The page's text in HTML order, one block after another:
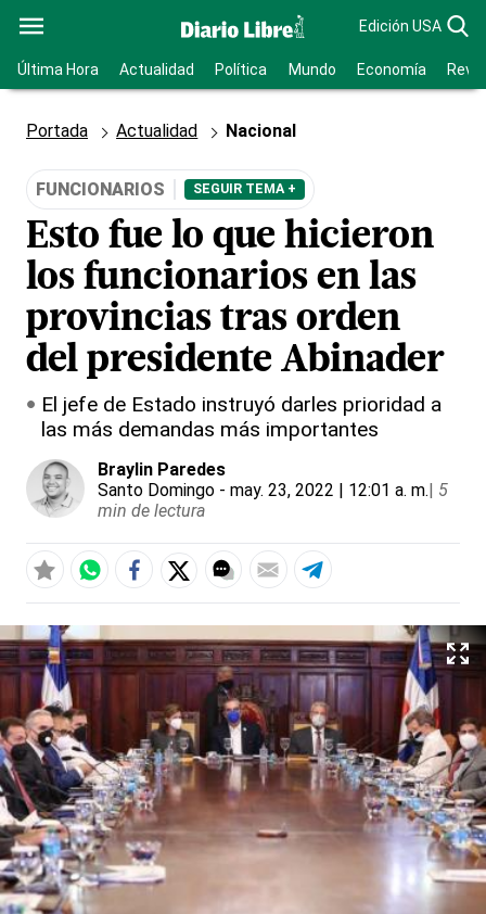
Edición USA
Última Hora Actualidad Política Mundo Economía
Portada Actualidad Nacional
FUNCIONARIOS SEGUIR TEMA +
Esto fue lo que hicieron
los funcionarios en las
provincias tras orden
del presidente Abinader
El jefe de Estado instruyó darles prioridad a
las más demandas más importantes
Braylin Paredes
Santo Domingo - may. 23, 2022 | 12:01 a. m.| 5
min de lectura